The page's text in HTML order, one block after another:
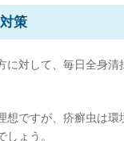
策
に対して、毎日全身
想ですが、疥癬虫は
しょう。